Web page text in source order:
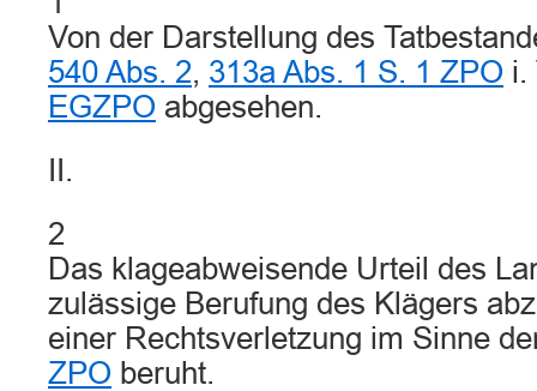
Von der Darstellung des
540 Abs. 2, 313a Abs. 1 S. 1 ZPO i.
EGZPO abgesehen.
II.
2
Das klageabweisende Urteil des
zulässige Berufung des Klägers
einer Rechtsverletzung im Sinne
ZPO beruht.